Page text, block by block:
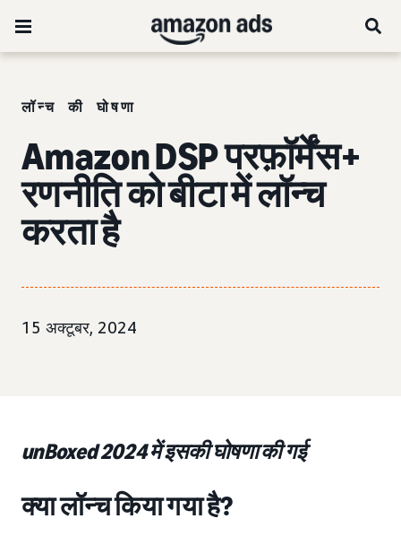
लॉन्च की घोषणा
Amazon DSP परफ़ॉर्मेंस+
रणनीति को बीटा में लॉन्च
करता है
15 अक्टूबर, 2024
unBoxed 2024 में इसकी घोषणा की गई
क्या लॉन्च किया गया है?